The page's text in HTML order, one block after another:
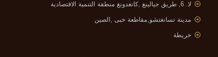
لا. 6, طريق جيالينغ , كانغدونغ منطقة التنمية الاقتصادية
مدينة تسانغتشو,مقاطعة خبى ,الصين
خريطة